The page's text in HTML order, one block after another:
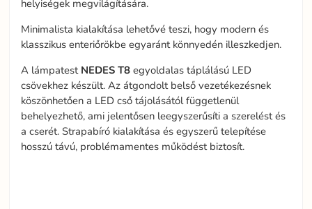
helyiségek megvilágítására.
Minimalista kialakítása lehetővé teszi, hogy modern és
klasszikus enteriőrökbe egyaránt könnyedén illeszkedjen.
A lámpatest NEDES T8 egyoldalas táplálású LED
csövekhez készült. Az átgondolt belső vezetékezésnek
köszönhetően a LED cső tájolásától függetlenül
behelyezhető, ami jelentősen leegyszerűsíti a szerelést és
a cserét. Strapabíró kialakítása és egyszerű telepítése
hosszú távú, problémamentes működést biztosít.